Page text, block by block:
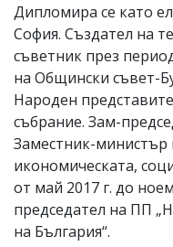
Дипломира се като
София. Създател на
съветник през
на Общински съвет-
Народен
събрание. Зам-
Заместник-министър
икономическата,
от май 2017 г. до
председател на ПП
на България“.